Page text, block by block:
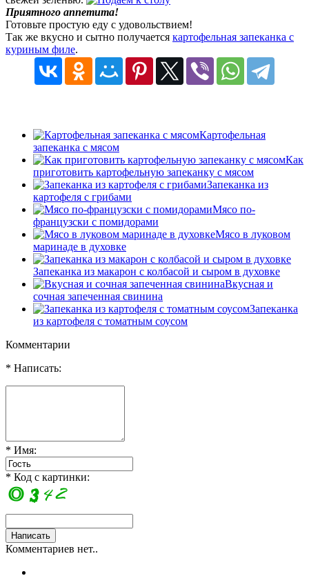
Приятного аппетита!
Готовьте простую еду с удовольствием!
Так же вкусно и сытно получается картофельная запеканка с
куриным филе.
Картофельная
запеканка с мясом
Как
приготовить картофельную запеканку с мясом
Запеканка из
картофеля с грибами
Мясо по-
французски с помидорами
Мясо в луковом
маринаде в духовке
Запеканка из макарон с колбасой и сыром в духовке
Вкусная и
сочная запеченная свинина
Запеканка
из картофеля с томатным соусом
Комментарии
* Написать:
* Имя:
* Код с картинки:
Комментариев нет..